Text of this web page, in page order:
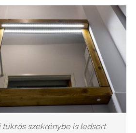
tükrös szekrénybe is ledsort